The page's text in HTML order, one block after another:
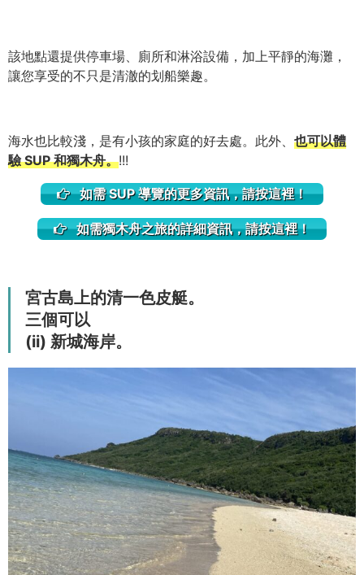
該地點還提供停車場、廁所和淋浴設備，加上平靜的海灘，
讓您享受的不只是清澈的划船樂趣。
海水也比較淺，是有小孩的家庭的好去處。此外、 也可以體
驗 SUP 和獨木舟。!!!
如需 SUP 導覽的更多資訊，請按這裡！
如需獨木舟之旅的詳細資訊，請按這裡！
宮古島上的清一色皮艇。
三個可以
(ii) 新城海岸。